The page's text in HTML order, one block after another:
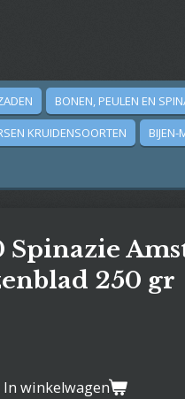
BONEN, PEULEN EN
KRUIDENSOORTEN
BIJEN-
Spinazie
250 gr
In winkelwagen